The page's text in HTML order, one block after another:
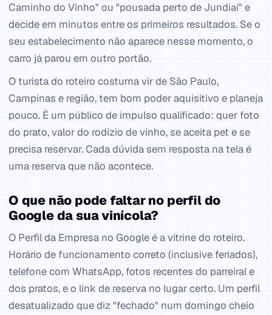
Caminho do Vinho" ou "pousada perto de Jundiaí" e
decide em minutos entre os primeiros resultados. Se o
seu estabelecimento não aparece nesse momento, o
carro já parou em outro portão.
O turista do roteiro costuma vir de São Paulo,
Campinas e região, tem bom poder aquisitivo e planeja
pouco. É um público de impulso qualificado: quer foto
do prato, valor do rodízio de vinho, se aceita pet e se
precisa reservar. Cada dúvida sem resposta na tela é
uma reserva que não acontece.
O que não pode faltar no perfil do
Google da sua vinícola?
O Perfil da Empresa no Google é a vitrine do roteiro.
Horário de funcionamento correto (inclusive feriados),
telefone com WhatsApp, fotos recentes do parreiral e
dos pratos, e o link de reserva no lugar certo. Um perfil
desatualizado que diz "fechado" num domingo cheio